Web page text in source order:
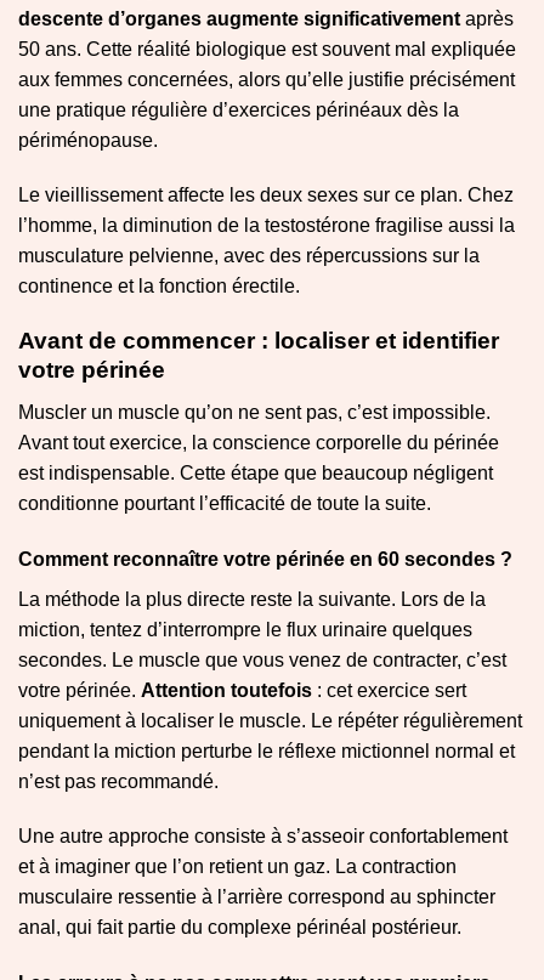
descente d’organes augmente significativement après
50 ans. Cette réalité biologique est souvent mal expliquée
aux femmes concernées, alors qu’elle justifie précisément
une pratique régulière d’exercices périnéaux dès la
périménopause.
Le vieillissement affecte les deux sexes sur ce plan. Chez
l’homme, la diminution de la testostérone fragilise aussi la
musculature pelvienne, avec des répercussions sur la
continence et la fonction érectile.
Avant de commencer : localiser et identifier
votre périnée
Muscler un muscle qu’on ne sent pas, c’est impossible.
Avant tout exercice, la conscience corporelle du périnée
est indispensable. Cette étape que beaucoup négligent
conditionne pourtant l’efficacité de toute la suite.
Comment reconnaître votre périnée en 60 secondes ?
La méthode la plus directe reste la suivante. Lors de la
miction, tentez d’interrompre le flux urinaire quelques
secondes. Le muscle que vous venez de contracter, c’est
votre périnée. Attention toutefois : cet exercice sert
uniquement à localiser le muscle. Le répéter régulièrement
pendant la miction perturbe le réflexe mictionnel normal et
n’est pas recommandé.
Une autre approche consiste à s’asseoir confortablement
et à imaginer que l’on retient un gaz. La contraction
musculaire ressentie à l’arrière correspond au sphincter
anal, qui fait partie du complexe périnéal postérieur.